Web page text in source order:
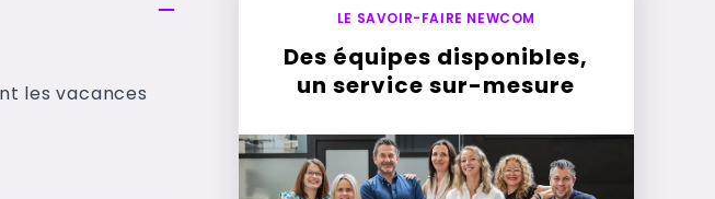
les vacances
LE SAVOIR-FAIRE NEWCOM
Des équipes disponibles,
un service sur-mesure